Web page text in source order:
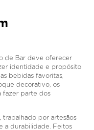
de Bar deve oferecer
identidade e propósito
bebidas favoritas,
decorativo, os
fazer parte dos
trabalhado por artesãos
a durabilidade. Feitos